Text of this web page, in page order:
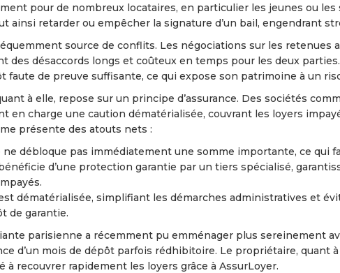
pour de nombreux locataires, en particulier les jeunes ou les
ainsi retarder ou empêcher la signature d’un bail, engendrant
source de conflits. Les négociations sur les retenues
des désaccords longs et coûteux en temps pour les deux
faute de preuve suffisante, ce qui expose son patrimoine à un
à elle, repose sur un principe d’assurance. Des sociétés
en charge une caution dématérialisée, couvrant les loyers
présente des atouts nets :
ne débloque pas immédiatement une somme importante, ce qui
d’une protection garantie par un tiers spécialisé,
dématérialisée, simplifiant les démarches administratives et
de garantie.
parisienne a récemment pu emménager plus sereinement
d’un mois de dépôt parfois rédhibitoire. Le propriétaire, quant
à recouvrer rapidement les loyers grâce à AssurLoyer.